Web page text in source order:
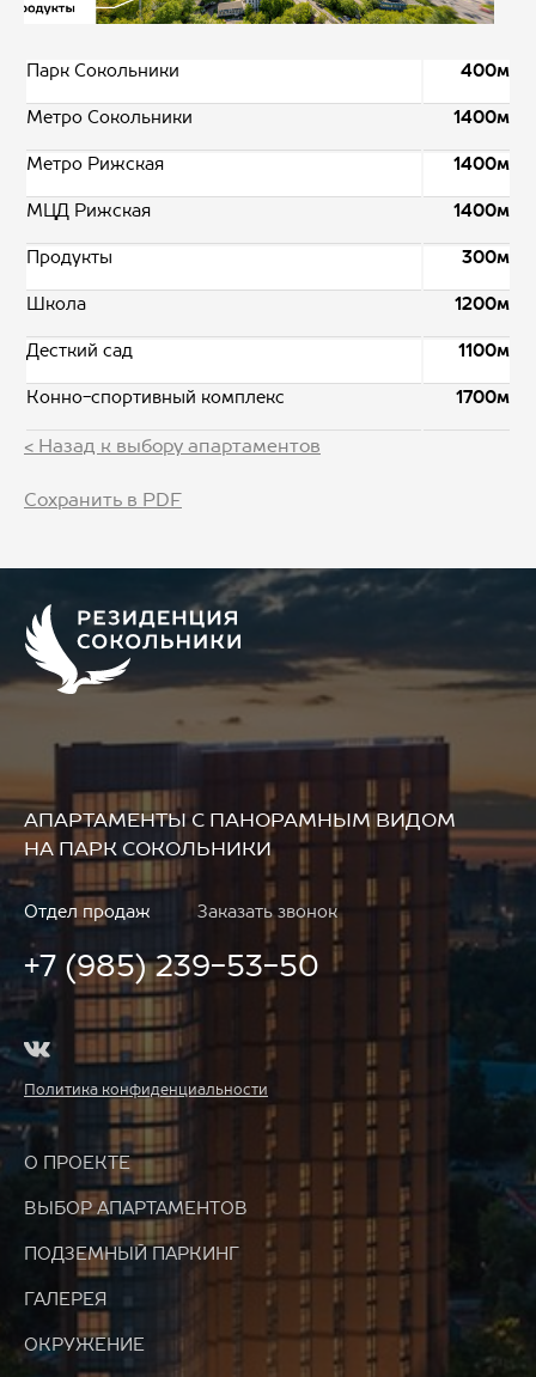
Парк Сокольники 400м
Метро Сокольники 1400м
Метро Рижская 1400м
МЦД Рижская 1400м
Продукты 300м
Школа 1200м
Десткий сад 1100м
Конно-спортивный комплекс 1700м
< Назад к выбору апартаментов
Сохранить в PDF
О ПРОЕКТЕ
ВЫБОР АПАРТАМЕНТОВ
ПОДЗЕМНЫЙ ПАРКИНГ
ГАЛЕРЕЯ
ОКРУЖЕНИЕ
АПАРТАМЕНТЫ С ПАНОРАМНЫМ ВИДОМ
НА ПАРК СОКОЛЬНИКИ
Отдел продаж Заказать звонок
+7 (985) 239-53-50
Политика конфиденциальности